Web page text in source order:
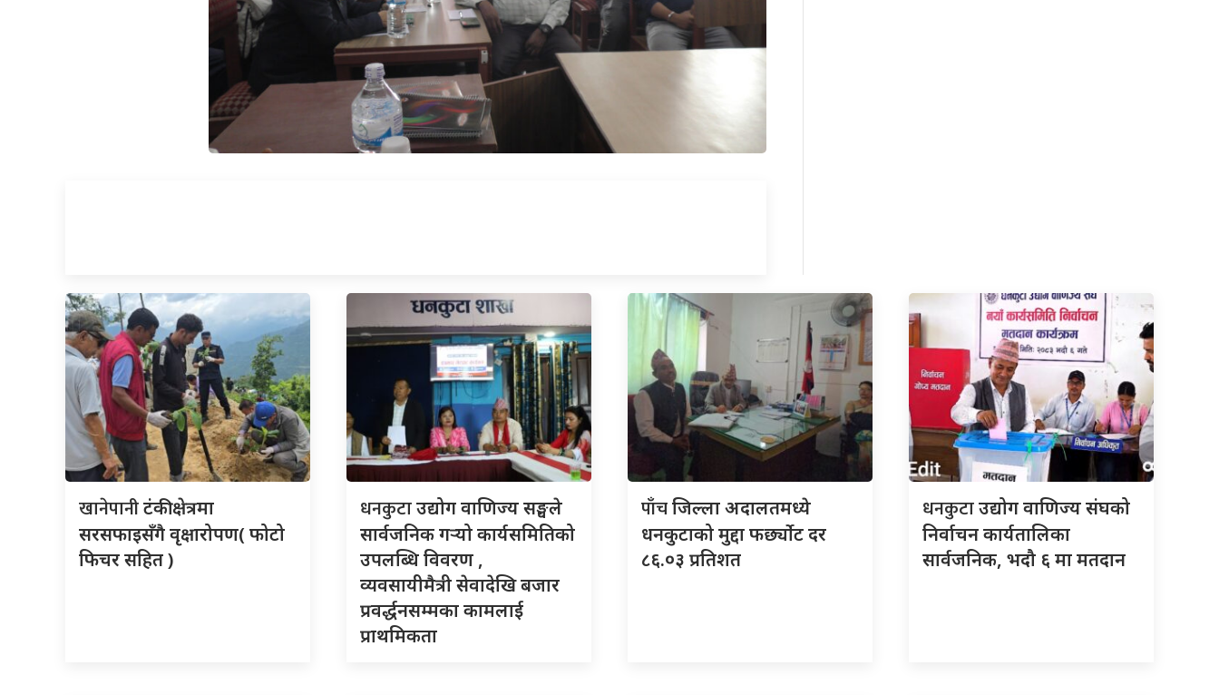
खानेपानीटंकी क्षेत्रमा
सरसफाइसँगै वृक्षारोपण( फोटो
फिचर सहित )
धनकुटाउद्योग वाणिज्य सङ्घले
सार्वजनिक गर्‍यो कार्यसमितिको
उपलब्धि विवरण ,
व्यवसायीमैत्री सेवादेखि बजार
प्रवर्द्धनसम्मका कामलाई
प्राथमिकता
पाँचजिल्ला अदालतमध्ये
धनकुटाको मुद्दा फर्छ्योट दर
८६.०३ प्रतिशत
धनकुटाउद्योग वाणिज्य संघको
निर्वाचन कार्यतालिका
सार्वजनिक, भदौ ६ मा मतदान